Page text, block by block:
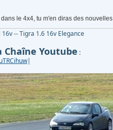
le 4x4, tu m'en diras des nouvelles
-- Tigra 1.6 16v Elegance
Chaîne Youtube :
|